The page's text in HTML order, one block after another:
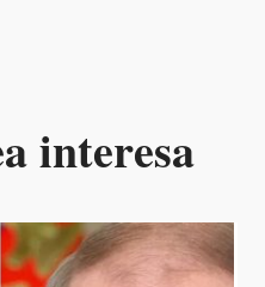
interesa